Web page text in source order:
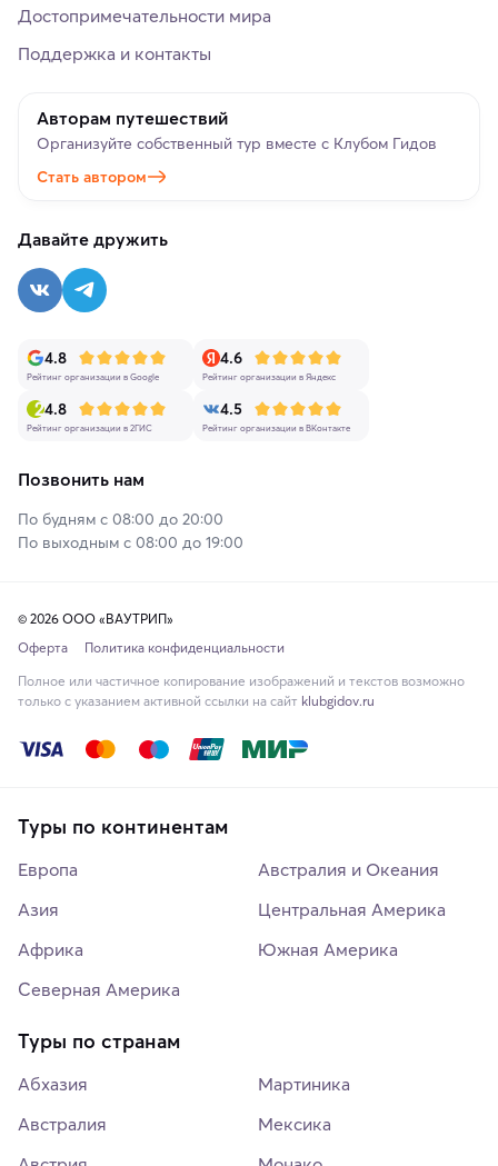
Достопримечательности мира
Поддержка и контакты
Авторам путешествий
Организуйте собственный тур вместе с Клубом Гидов
Стать автором
Давайте дружить
4.8
Рейтинг организации в Google
4.6
Рейтинг организации в Яндекс
4.8
Рейтинг организации в 2ГИС
4.5
Рейтинг организации в ВКонтакте
Позвонить нам
По будням с 08:00 до 20:00
По выходным с 08:00 до 19:00
© 2026 ООО «ВАУТРИП»
Оферта
Политика конфиденциальности
Полное или частичное копирование изображений и текстов возможно
только с указанием активной ссылки на сайт klubgidov.ru
Туры по континентам
Европа
Азия
Африка
Северная Америка
Австралия и Океания
Центральная Америка
Южная Америка
Туры по странам
Абхазия
Австралия
Мартиника
Мексика